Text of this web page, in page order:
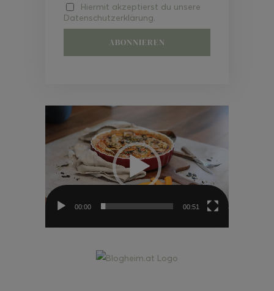
Hiermit akzeptierst du unsere
Datenschutzerklärung.
Video-
00:00 00:51